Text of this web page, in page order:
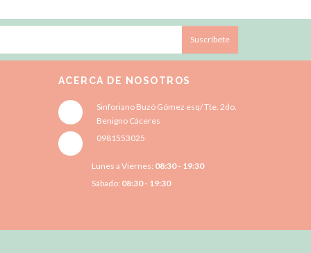
Suscríbete
ACERCA DE NOSOTROS
Sinforiano Buzó Gómez esq/ Tte. 2do.
Benigno Cáceres
0981553025
Lunes a Viernes: 08:30 - 19:30
Sábado: 08:30 - 19:30